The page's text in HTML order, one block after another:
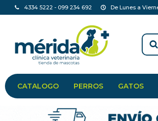
CATALOGO PERROS GATOS
4334 5222 - 099 234 692 De Lunes a